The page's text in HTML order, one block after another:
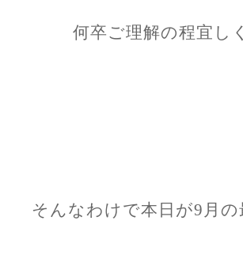
何卒ご理解の程宜し
そんなわけで本日が9月